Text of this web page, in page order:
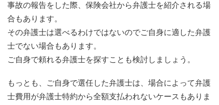
事故の報告をした際、保険会社から弁護士を紹介される場
合もあります。
その弁護士は選べるわけではないのでご自身に適した弁護
士でない場合もあります。
ご自身で頼れる弁護士を探すことも検討しましょう。
もっとも、ご自身で選任した弁護士は、場合によって弁護
士費用が弁護士特約から全額支払われないケースもありま